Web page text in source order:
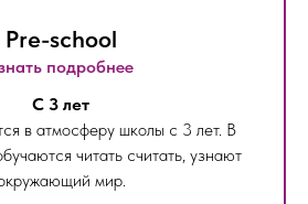
Pre-school
подробнее
С 3 лет
в атмосферу школы с 3 лет. В
читать считать, узнают
мир.